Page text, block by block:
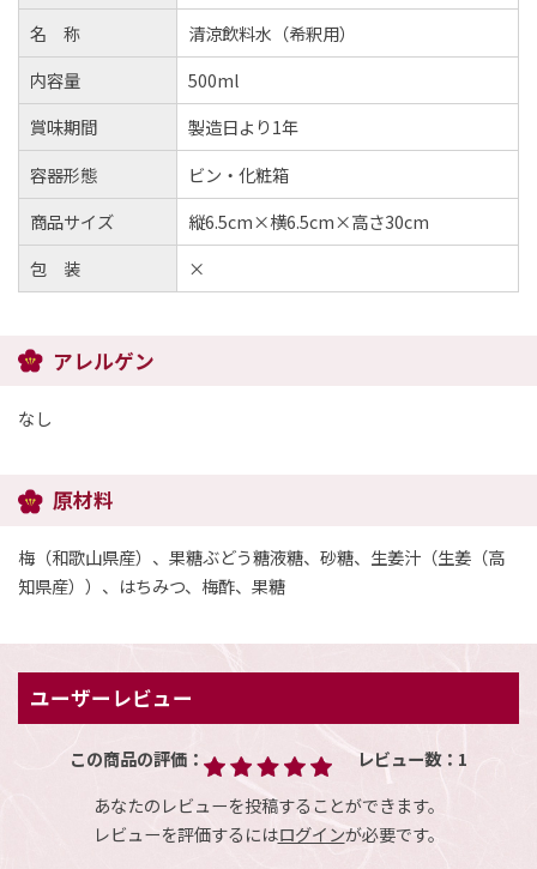
名 称
清涼飲料水（希釈用）
内容量
500ml
賞味期間
製造日より1年
容器形態
ビン・化粧箱
商品サイズ
縦6.5cm×横6.5cm×高さ30cm
包 装
×
アレルゲン
なし
原材料
梅（和歌山県産）、果糖ぶどう糖液糖、砂糖、生姜汁（生姜（高
知県産））、はちみつ、梅酢、果糖
ユーザーレビュー
この商品の評価： レビュー数： 1
あなたのレビューを投稿することができます。
レビューを評価するにはログインが必要です。